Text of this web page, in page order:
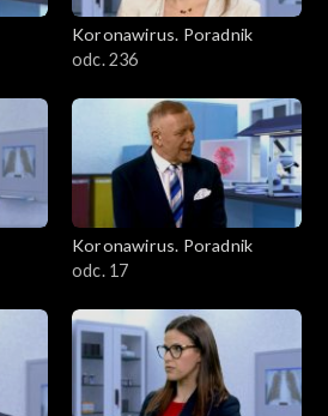
Koronawirus. Poradnik
odc. 236
Koronawirus. Poradnik
odc. 17